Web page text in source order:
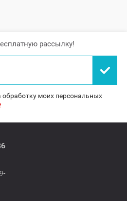
рассылку!
обработку моих персональных